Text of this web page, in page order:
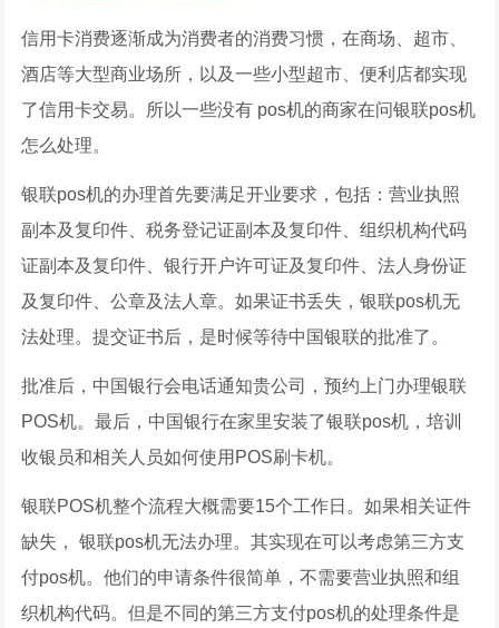
信用卡消费逐渐成为消费者的消费习惯，在商场、超市、
酒店等大型商业场所，以及一些小型超市、便利店都实现
了信用卡交易。所以一些没有 pos机的商家在问银联pos机
怎么处理。
银联pos机的办理首先要满足开业要求，包括：营业执照
副本及复印件、税务登记证副本及复印件、组织机构代码
证副本及复印件、银行开户许可证及复印件、法人身份证
及复印件、公章及法人章。如果证书丢失，银联pos机无
法处理。提交证书后，是时候等待中国银联的批准了。
批准后，中国银行会电话通知贵公司，预约上门办理银联
POS机。最后，中国银行在家里安装了银联pos机，培训
收银员和相关人员如何使用POS刷卡机。
银联POS机整个流程大概需要15个工作日。如果相关证件
缺失， 银联pos机无法办理。其实现在可以考虑第三方支
付pos机。他们的申请条件很简单，不需要营业执照和组
织机构代码。但是不同的第三方支付pos机的处理条件是